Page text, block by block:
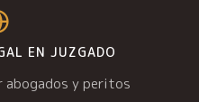
EN JUZGADO
abogados y peritos